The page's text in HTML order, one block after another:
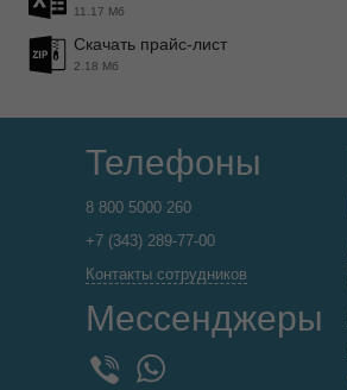
11.17 Мб
Скачать прайс-лист
2.18 Мб
Телефоны
8 800 5000 260
+7 (343) 289-77-00
Контакты сотрудников
Мессенджеры
WhatsApp